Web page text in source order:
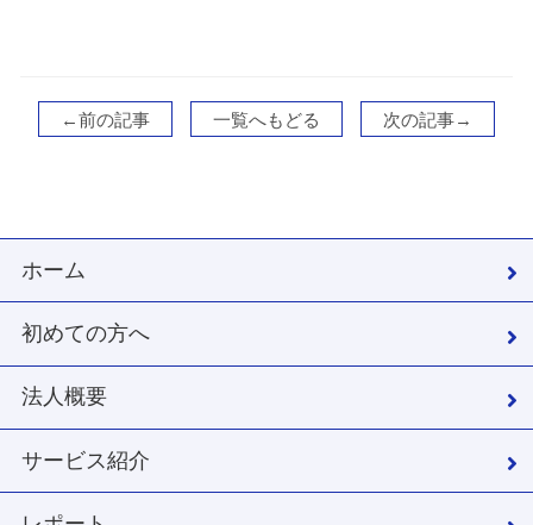
←前の記事 一覧へもどる 次の記事→
ホーム
初めての方へ
法人概要
サービス紹介